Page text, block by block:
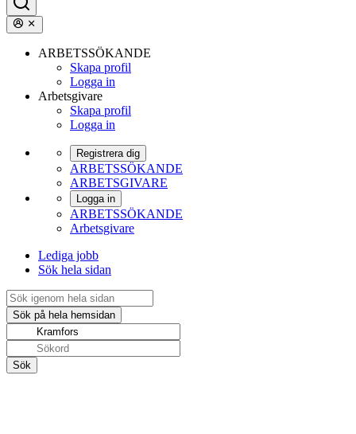
ARBETSSÖKANDE
Skapa profil
Logga in
Arbetsgivare
Skapa profil
Logga in
Registrera dig
ARBETSSÖKANDE
ARBETSGIVARE
Logga in
ARBETSSÖKANDE
Arbetsgivare
Lediga jobb
Sök hela sidan